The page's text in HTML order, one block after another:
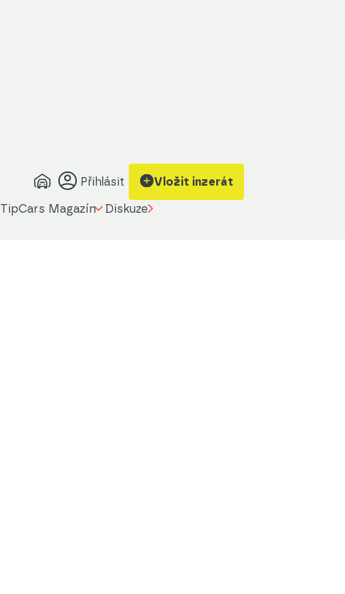
Přihlásit Vložit inzerát
TipCars Magazín Diskuze